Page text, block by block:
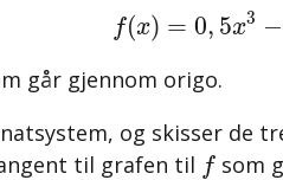
f(x) = 0, 5x3 −
)= 0, 5x
går gjennom origo.
og skisser de
til grafen til f
f som